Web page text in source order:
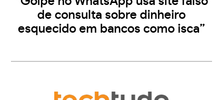
de consulta sobre dinheiro
esquecido em bancos como isca”